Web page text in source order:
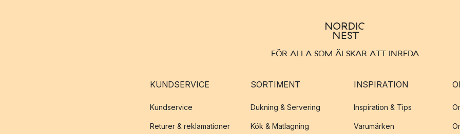
FÖR ALLA SOM ÄLSKAR ATT INREDA
KUNDSERVICE
Kundservice
Returer & reklamationer
SORTIMENT
Dukning & Servering
Kök & Matlagning
INSPIRATION
Inspiration & Tips
Varumärken